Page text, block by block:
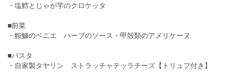
・塩鱈とじゃが芋のクロケッタ
■前菜
・鮟鱇のベニエ ハーブのソース・甲殻類のアメリケーヌ
■パスタ
・自家製タヤリン ストラッチャテッラチーズ【トリュフ付き】